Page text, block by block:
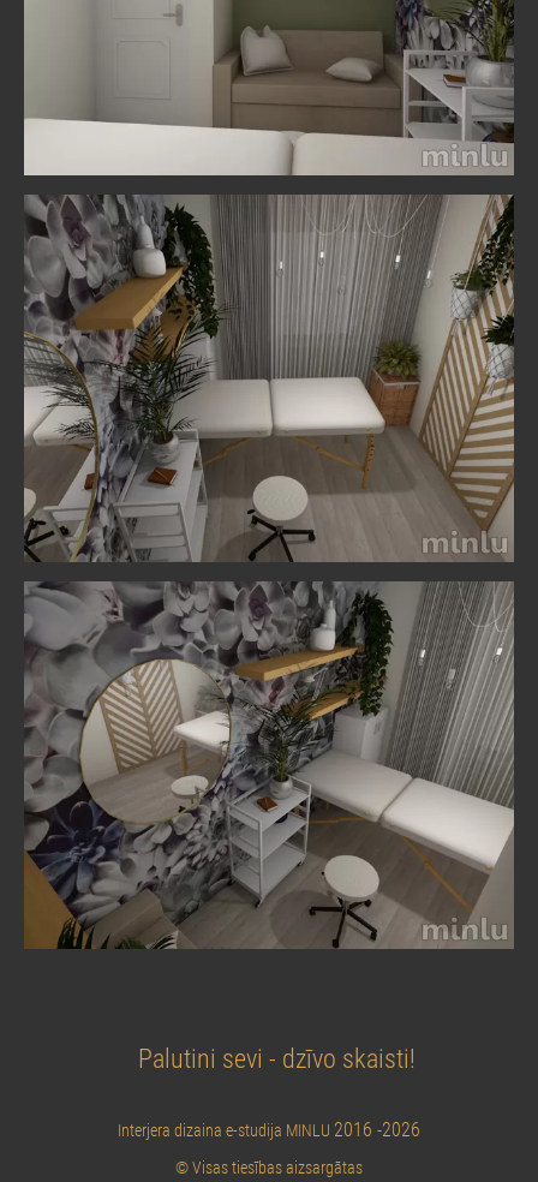
Palutini sevi - dzīvo skaisti!
Interjera dizaina e-studija MINLU 2016 -2026
© Visas tiesības aizsargātas